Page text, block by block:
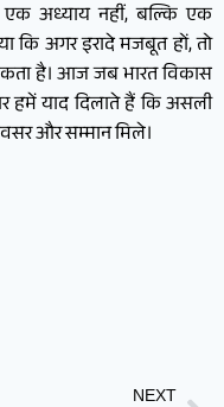
अध्याय नहीं, बल्कि एक
कि अगर इरादे मजबूत हों, तो
है। आज जब भारत विकास
हमें याद दिलाते हैं कि असली
और सम्मान मिले।
NEXT